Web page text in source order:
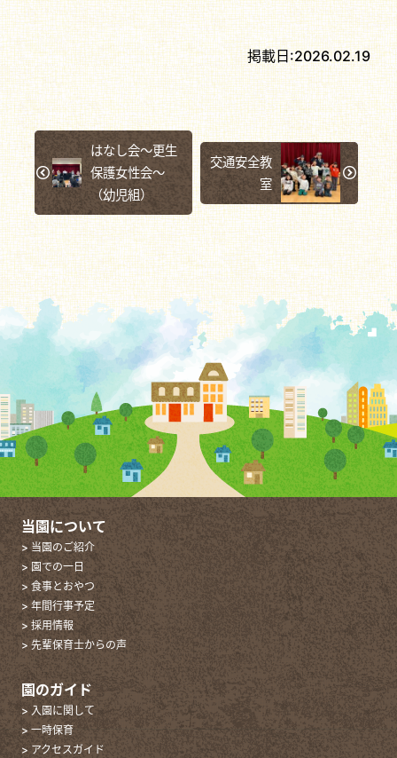
掲載日:2026.02.19
はなし会～更生
保護女性会～
（幼児組）
交通安全教
室
当園について
> 当園のご紹介
> 園での一日
> 食事とおやつ
> 年間行事予定
> 採用情報
> 先輩保育士からの声
園のガイド
> 入園に関して
> 一時保育
> アクセスガイド